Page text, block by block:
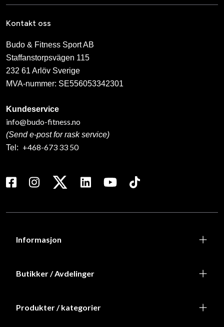
Kontakt oss
Budo & Fitness Sport AB
Staffanstorpsvägen 115
232 61 Arlöv Sverige
MVA-nummer: SE556053342301
Kundeservice
info@budo-fitness.no
(Send e-post for rask service)
Tel: +468-673 33 50
Informasjon
Butikker / Avdelinger
Produkter / kategorier